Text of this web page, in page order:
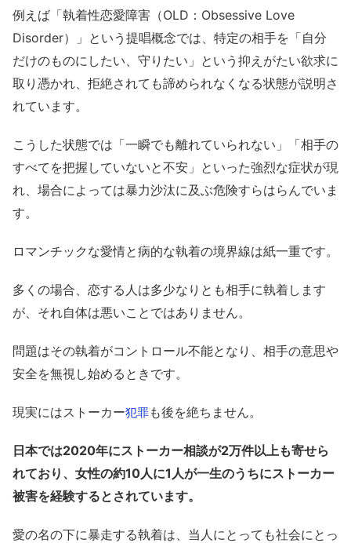
例えば「執着性恋愛障害（OLD：Obsessive Love
Disorder）」という提唱概念では、特定の相手を「自分
だけのものにしたい、守りたい」という抑えがたい欲求に
取り憑かれ、拒絶されても諦められなくなる状態が説明さ
れています。
こうした状態では「一瞬でも離れていられない」「相手の
すべてを把握していないと不安」といった強烈な症状が現
れ、場合によっては暴力沙汰に及ぶ危険すらはらんでいま
す。
ロマンチックな愛情と病的な執着の境界線は紙一重です。
多くの場合、恋する人は多少なりとも相手に執着します
が、それ自体は悪いことではありません。
問題はその執着がコントロール不能となり、相手の意思や
安全を無視し始めるときです。
現実にはストーカー犯罪も後を絶ちません。
日本では2020年にストーカー相談が2万件以上も寄せら
れており、女性の約10人に1人が一生のうちにストーカー
被害を経験するとされています。
愛の名の下に暴走する執着は、当人にとっても社会にとっ